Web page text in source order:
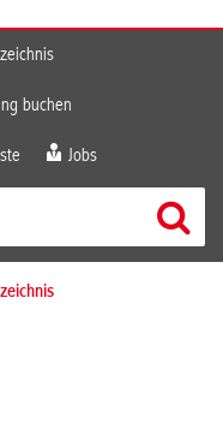
buchen
Jobs